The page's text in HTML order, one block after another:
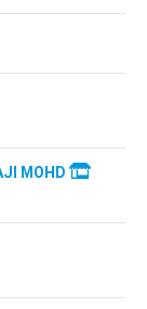
MOHD